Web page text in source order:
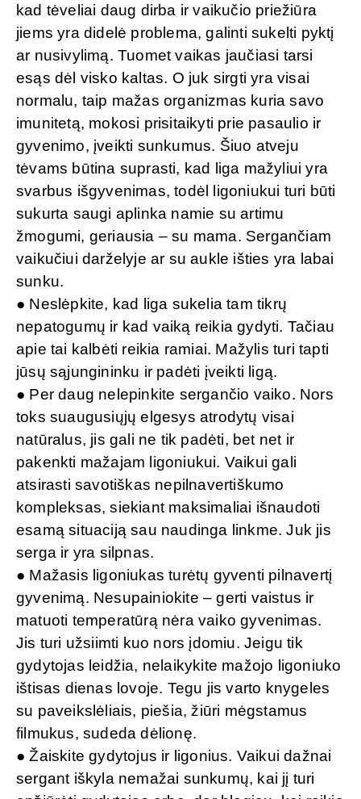
kad tėveliai daug dirba ir vaikučio priežiūra
jiems yra didelė problema, galinti sukelti pyktį
ar nusivylimą. Tuomet vaikas jaučiasi tarsi
esąs dėl visko kaltas. O juk sirgti yra visai
normalu, taip mažas organizmas kuria savo
imunitetą, mokosi prisitaikyti prie pasaulio ir
gyvenimo, įveikti sunkumus. Šiuo atveju
tėvams būtina suprasti, kad liga mažyliui yra
svarbus išgyvenimas, todėl ligoniukui turi būti
sukurta saugi aplinka namie su artimu
žmogumi, geriausia – su mama. Sergančiam
vaikučiui darželyje ar su aukle išties yra labai
sunku.
● Neslėpkite, kad liga sukelia tam tikrų
nepatogumų ir kad vaiką reikia gydyti. Tačiau
apie tai kalbėti reikia ramiai. Mažylis turi tapti
jūsų sąjungininku ir padėti įveikti ligą.
● Per daug nelepinkite sergančio vaiko. Nors
toks suaugusiųjų elgesys atrodytų visai
natūralus, jis gali ne tik padėti, bet net ir
pakenkti mažajam ligoniukui. Vaikui gali
atsirasti savotiškas nepilnavertiškumo
kompleksas, siekiant maksimaliai išnaudoti
esamą situaciją sau naudinga linkme. Juk jis
serga ir yra silpnas.
● Mažasis ligoniukas turėtų gyventi pilnavertį
gyvenimą. Nesupainiokite – gerti vaistus ir
matuoti temperatūrą nėra vaiko gyvenimas.
Jis turi užsiimti kuo nors įdomiu. Jeigu tik
gydytojas leidžia, nelaikykite mažojo ligoniuko
ištisas dienas lovoje. Tegu jis varto knygeles
su paveikslėliais, piešia, žiūri mėgstamus
filmukus, sudeda dėlionę.
● Žaiskite gydytojus ir ligonius. Vaikui dažnai
sergant iškyla nemažai sunkumų, kai jį turi